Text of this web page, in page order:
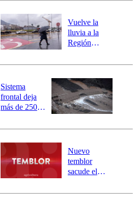
río Damas:
activa
mensajería
SAE
Vuelve la
lluvia a la
Región
este es el
la DMC para
este viernes
Sistema
frontal deja
más de 250
y 317
aisladas entre
Valparaíso y
Los Ríos
Nuevo
temblor
sacude el
revisa la